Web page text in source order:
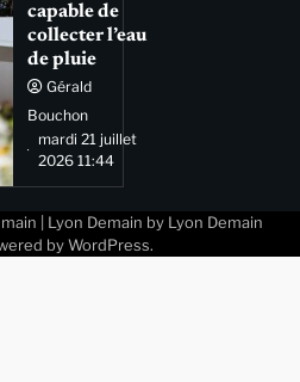
capable de
collecter l’eau
de pluie
Gérald
Bouchon
mardi 21 juillet
2026 11:44
| Lyon Demain by Lyon Demain
byWordPress.